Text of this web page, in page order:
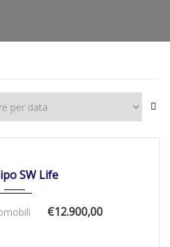
SW Life
€12.900,00